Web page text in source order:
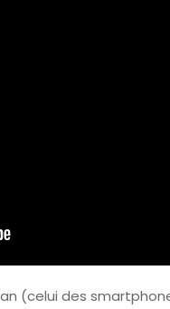
(celui des